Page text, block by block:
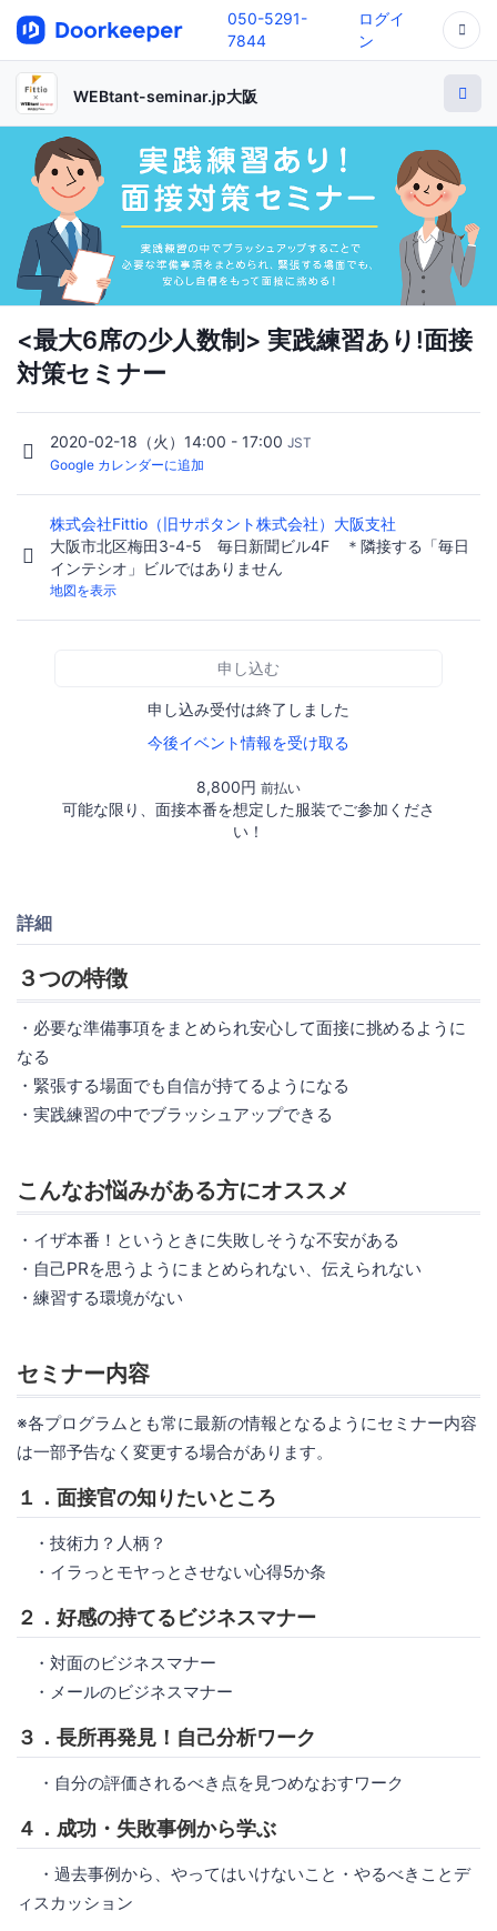
050-5291-
7844
ログイ
ン
WEBtant-seminar.jp大阪
<最大6席の少人数制> 実践練習あり!面接
対策セミナー
2020-02-18（火）14:00 - 17:00 JST
Google カレンダーに追加
株式会社Fittio（旧サポタント株式会社）大阪支社
大阪市北区梅田3-4-5 毎日新聞ビル4F ＊隣接する「毎日
インテシオ」ビルではありません
地図を表示
申し込む
申し込み受付は終了しました
今後イベント情報を受け取る
8,800円 前払い
可能な限り、面接本番を想定した服装でご参加くださ
い！
詳細
３つの特徴
・必要な準備事項をまとめられ安心して面接に挑めるように
なる
・緊張する場面でも自信が持てるようになる
・実践練習の中でブラッシュアップできる
こんなお悩みがある方にオススメ
・イザ本番！というときに失敗しそうな不安がある
・自己PRを思うようにまとめられない、伝えられない
・練習する環境がない
セミナー内容
※各プログラムとも常に最新の情報となるようにセミナー内容
は一部予告なく変更する場合があります。
１．面接官の知りたいところ
・技術力？人柄？
・イラっとモヤっとさせない心得5か条
２．好感の持てるビジネスマナー
・対面のビジネスマナー
・メールのビジネスマナー
３．長所再発見！自己分析ワーク
・自分の評価されるべき点を見つめなおすワーク
４．成功・失敗事例から学ぶ
・過去事例から、やってはいけないこと・やるべきことデ
ィスカッション